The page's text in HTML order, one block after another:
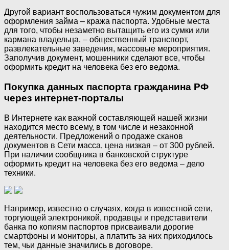
Другой вариант воспользоваться чужим документом для
оформления займа – кража паспорта. Удобные места
для того, чтобы незаметно вытащить его из сумки или
кармана владельца, – общественный транспорт,
развлекательные заведения, массовые мероприятия.
Заполучив документ, мошенники сделают все, чтобы
оформить кредит на человека без его ведома.
Покупка данных паспорта гражданина РФ
через интернет-порталы
В Интернете как важной составляющей нашей жизни
находится место всему, в том числе и незаконной
деятельности. Предложений о продаже сканов
документов в Сети масса, цена низкая – от 300 рублей.
При наличии сообщника в банковской структуре
оформить кредит на человека без его ведома – дело
техники.
Например, известно о случаях, когда в известной сети,
торгующей электроникой, продавцы и представители
банка по копиям паспортов присваивали дорогие
смартфоны и мониторы, а платить за них приходилось
тем, чьи данные значились в договоре.